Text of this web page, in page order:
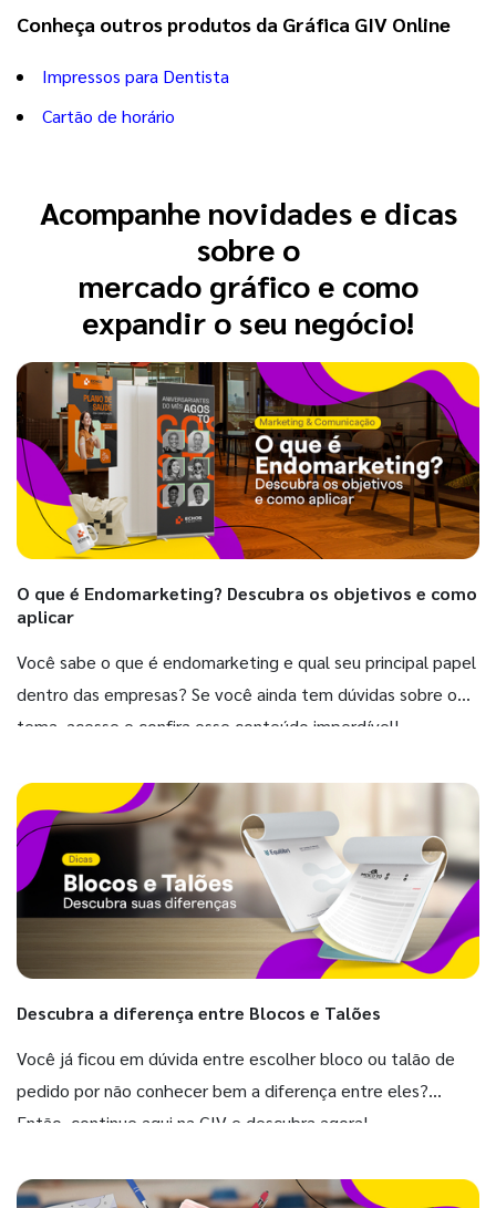
Conheça outros produtos da Gráfica GIV Online
Impressos para Dentista
Cartão de horário
Acompanhe novidades e dicas
sobre o
mercado gráfico e como
expandir o seu negócio!
O que é Endomarketing? Descubra os objetivos e como
aplicar
Você sabe o que é endomarketing e qual seu principal papel
dentro das empresas? Se você ainda tem dúvidas sobre o
tema, acesse e confira esse conteúdo imperdível!
Descubra a diferença entre Blocos e Talões
Você já ficou em dúvida entre escolher bloco ou talão de
pedido por não conhecer bem a diferença entre eles?
Então, continue aqui na GIV e descubra agora!